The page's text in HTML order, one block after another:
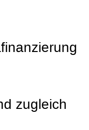
zugleich